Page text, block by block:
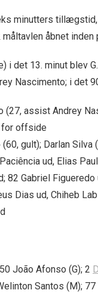
minutters
åbnet
i det 13. minut blev
Nascimento; i det
(27, assist Andrey
for offside
gult); Darlan Silva
ud, Elias
82 Gabriel
Dias ud, Chiheb
João Afonso (G); 2
Santos (M);